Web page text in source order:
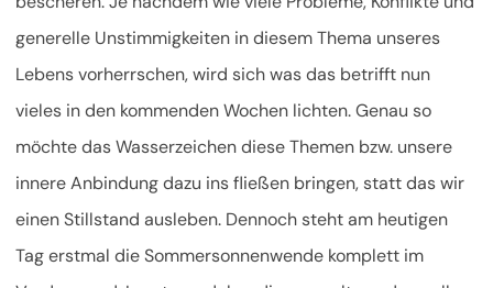
generelle Unstimmigkeiten in diesem Thema unseres
Lebens vorherrschen, wird sich was das betrifft nun
vieles in den kommenden Wochen lichten. Genau so
möchte das Wasserzeichen diese Themen bzw. unsere
innere Anbindung dazu ins fließen bringen, statt das wir
einen Stillstand ausleben. Dennoch steht am heutigen
Tag erstmal die Sommersonnenwende komplett im